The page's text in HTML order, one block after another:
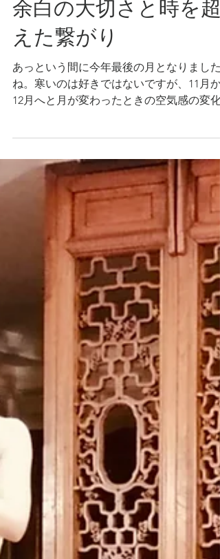
余白の大切さと時を超
えた繋がり
あっという間に今年最後の月となりました
ね。寒いのは好きではないですが、11月か
12月へと月が変わったときの空気感の変化
なぜかとても好きで、今の空気を存分に感
ながら久々にゆったりした気分を味わって
ます。 今年は前半に仕事が集中したので、
例年よりは移動の少ない秋を過ごすことが
きました。とはいえ演奏以外の仕事は例年
上に多く入り、仕事の入り方というのは自
の摂理に近いようで面白いものだなと感じ
います。 例えば、何か新しいことを始めた
い場合には、スケジュールに余白を持って
ないと取り掛かることがなかなか難しいで
が、余白を作るにはフリーランスの場合か
りの覚悟が要ります。いただく仕事はご縁
賜物であり、それを断ってまで余白を作る
とはしたくないけれど、自分のアップデー
や学びのためには恒常的に新しいことに取
組む必要がある。 木を見ても、空間があれ
ばすくすくと育っていくけれど、密集して
ると伸びていかない。紅葉に色づく庭の木